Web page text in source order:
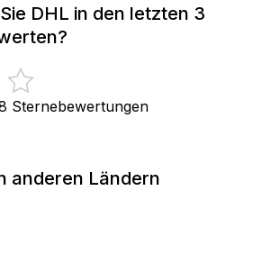
DHL in den letzten 3
Sternebewertungen
anderen Ländern